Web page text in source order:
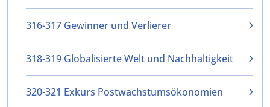
316-317 Gewinner und Verlierer
318-319 Globalisierte Welt und Nachhaltigkeit
320-321 Exkurs Postwachstumsökonomien